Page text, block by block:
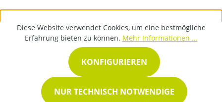
Diese Website verwendet Cookies, um eine bestmögliche
Erfahrung bieten zu können. Mehr Informationen ...
NUR TECHNISCH NOTWENDIGE
KONFIGURIEREN